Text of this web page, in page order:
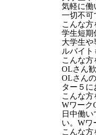
気軽に働
一切不可
こんな方
学生短期
大学生や
ルバイト
こんな方
OLさん
OLさん
ター５に
こんな方
Wワーク
日中働
い。Wワ
こんな方